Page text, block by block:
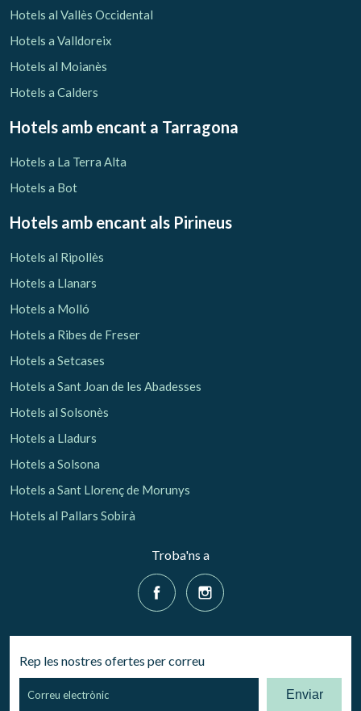
Hotels al Vallès Occidental
Hotels a Valldoreix
Hotels al Moianès
Hotels a Calders
Hotels amb encant a Tarragona
Hotels a La Terra Alta
Hotels a Bot
Hotels amb encant als Pirineus
Hotels al Ripollès
Hotels a Llanars
Hotels a Molló
Hotels a Ribes de Freser
Hotels a Setcases
Hotels a Sant Joan de les Abadesses
Hotels al Solsonès
Hotels a Lladurs
Hotels a Solsona
Hotels a Sant Llorenç de Morunys
Hotels al Pallars Sobirà
Troba'ns a
Rep les nostres ofertes per correu
Enviar